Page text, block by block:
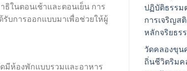
ธิในตอนเช้าและตอนเย็น การ
รับการออกแบบมาเพื่อช่วยให้ผู้
มีห้องพักแบบรวมและอาหาร
ปฏิบัติธรรม
การเจริญส
หลักจริยธร
วัดคลองขุน
ถิ่นชีวิตริมค